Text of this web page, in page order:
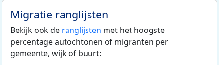
Migratie ranglijsten
Bekijk ook de ranglijsten met het hoogste
percentage autochtonen of migranten per
gemeente, wijk of buurt: